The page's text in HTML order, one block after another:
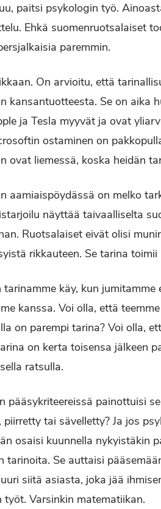
paitsi psykologin työ.
Ehkä suomenruotsalaiset
paremmin.
On arvioitu, että
kansantuotteesta. Se on aika
ja Tesla myyvät ja ovat
ostaminen on
ovat liemessä, koska heidän
aamiaispöydässä on melko
näyttää taivaalliselta
Ruotsalaiset eivät olisi
rikkauteen. Se tarina toimii
tarinamme käy, kun
kanssa. Voi olla, että
on parempi tarina? Voi olla,
on kerta toisensa jälkeen
ratsulla.
pääsykriteereissä painottuisi
tai sävelletty? Ja jos
osaisi kuunnella nykyistäkin
tarinoita. Se auttaisi
siitä asiasta, joka jää
työt. Varsinkin matematiikan.